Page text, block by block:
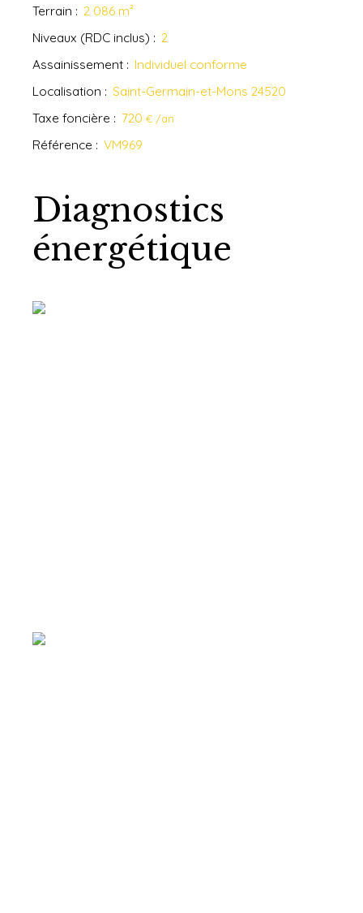
Terrain : 2 086 m²
Niveaux (RDC inclus) : 2
Assainissement : Individuel conforme
Localisation : Saint-Germain-et-Mons 24520
Taxe foncière : 720 € /an
Référence : VM969
Diagnostics
énergétique